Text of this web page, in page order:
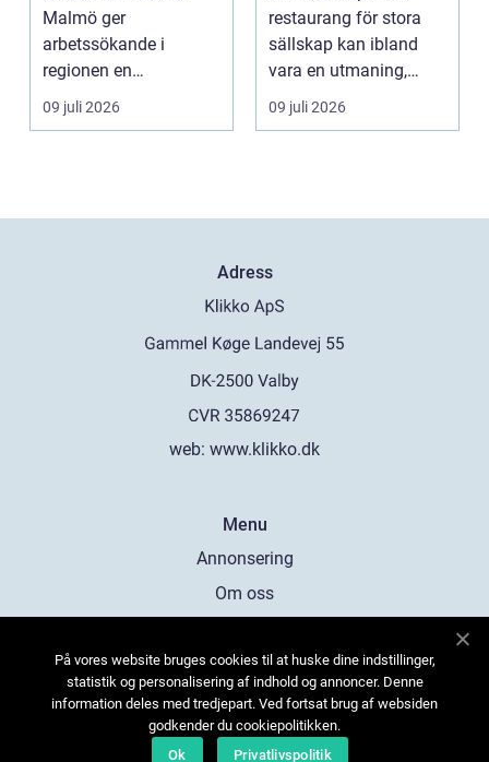
jobb
Malmö ger
arbetssökande i
regionen en
strukturerad och
personlig vä...
09 juli 2026
Stockholm
restaurang för stora
sällskap kan ibland
vara en utmaning,
särsk...
09 juli 2026
Adress
web: www.klikko.dk
Menu
Annonsering
Om oss
Kontakta oss
Sitemap
På vores website bruges cookies til at huske dine indstillinger,
statistik og personalisering af indhold og annoncer. Denne
information deles med tredjepart. Ved fortsat brug af websiden
godkender du cookiepolitikken.
Ok
Privatlivspolitik